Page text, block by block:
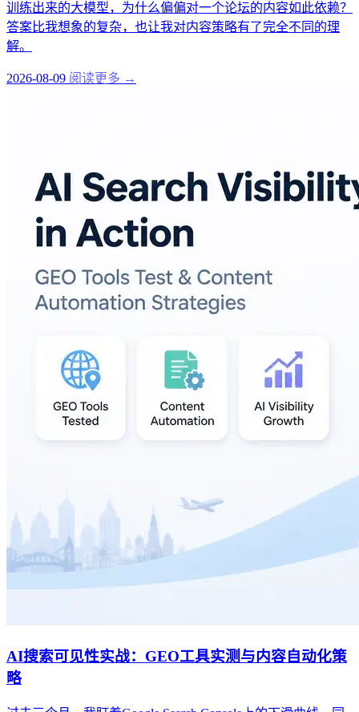
训练出来的大模型，为什么偏偏对一个论坛的内容如此依赖？
答案比我想象的复杂，也让我对内容策略有了完全不同的理
解。
2026-08-09 阅读更多 →
AI搜索可见性实战：GEO工具实测与内容自动化策
略